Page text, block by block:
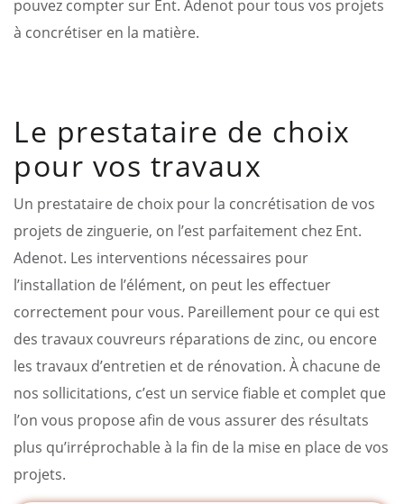
pouvez compter sur Ent. Adenot pour tous vos projets
à concrétiser en la matière.
Le prestataire de choix
pour vos travaux
Un prestataire de choix pour la concrétisation de vos
projets de zinguerie, on l’est parfaitement chez Ent.
Adenot. Les interventions nécessaires pour
l’installation de l’élément, on peut les effectuer
correctement pour vous. Pareillement pour ce qui est
des travaux couvreurs réparations de zinc, ou encore
les travaux d’entretien et de rénovation. À chacune de
nos sollicitations, c’est un service fiable et complet que
l’on vous propose afin de vous assurer des résultats
plus qu’irréprochable à la fin de la mise en place de vos
projets.